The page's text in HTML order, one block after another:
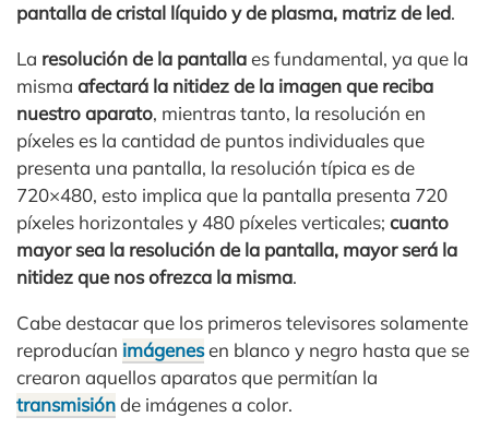
pantalla de cristal líquido y de plasma, matriz de led.
La resolución de la pantallaes fundamental, ya que la
misma afectará la nitidez de la imagen que reciba
nuestro aparato, mientras tanto, la resolución en
píxeles es la cantidad de puntos individuales que
presenta una pantalla, la resolución típica es de
720×480, esto implica que la pantalla presenta 720
píxeles horizontales y 480 píxeles verticales; cuanto
mayor sea la resolución de la pantalla, mayor será la
nitidez que nos ofrezca la misma.
Cabe destacar que los primeros televisores solamente
reproducían imágenesen blanco y negro hasta que se
crearon aquellos aparatos que permitían la
transmisiónde imágenes a color.